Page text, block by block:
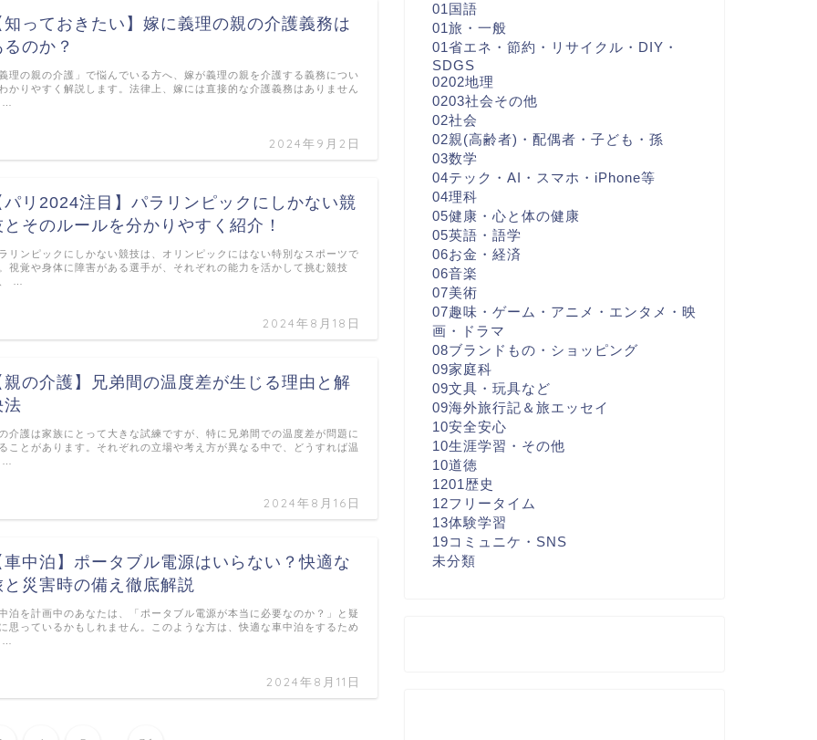
知っておきたい】嫁に義理の親の介護義務は
るのか？
2024年9月2日
理の親の介護」で悩んでいる方へ、嫁が義理の親を介護する義務につい
かりやすく解説します。法律上、嫁には直接的な介護義務はありません
パリ2024注目】パラリンピックにしかない競
とそのルールを分かりやすく紹介！
2024年8月18日
リンピックにしかない競技は、オリンピックにはない特別なスポーツで
視覚や身体に障害がある選手が、それぞれの能力を活かして挑む競技
親の介護】兄弟間の温度差が生じる理由と解
法
2024年8月16日
介護は家族にとって大きな試練ですが、特に兄弟間での温度差が問題に
ことがあります。それぞれの立場や考え方が異なる中で、どうすれば温
車中泊】ポータブル電源はいらない？快適な
と災害時の備え徹底解説
2024年8月11日
泊を計画中のあなたは、「ポータブル電源が本当に必要なのか？」と疑
思っているかもしれません。このような方は、快適な車中泊をするため
01国語
01旅・一般
01省エネ・節約・リサイクル・DIY・
SDGS
0202地理
0203社会その他
02社会
02親(高齢者)・配偶者・子ども・孫
03数学
04テック・AI・スマホ・iPhone等
04理科
05健康・心と体の健康
05英語・語学
06お金・経済
06音楽
07美術
07趣味・ゲーム・アニメ・エンタメ・映
画・ドラマ
08ブランドもの・ショッピング
09家庭科
09文具・玩具など
09海外旅行記＆旅エッセイ
10安全安心
10生涯学習・その他
10道徳
1201歴史
12フリータイム
13体験学習
19コミュニケ・SNS
未分類